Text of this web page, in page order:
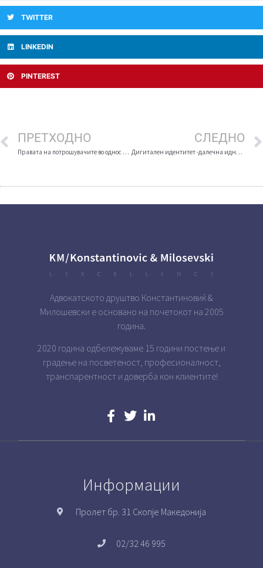
TWITTER
LINKEDIN
PINTEREST
ПРЕТХОДНО
Правата на потрошувачите во однос на недостаток на сообразност
СЛЕДНО
Дигитален идентитет -далечна иднина или блиска реалност!
Адвокатското друштво Константиновиќ &
Милошевски е основано на почетокот на 2005
година.
2020 година одбележуваме 15 години постење и
градење на посветеност, професионалност,
транспарентност и доверба кон клиентите!
Информации
Пролет бр. 31 Скопје Македонија
02/32 46 995